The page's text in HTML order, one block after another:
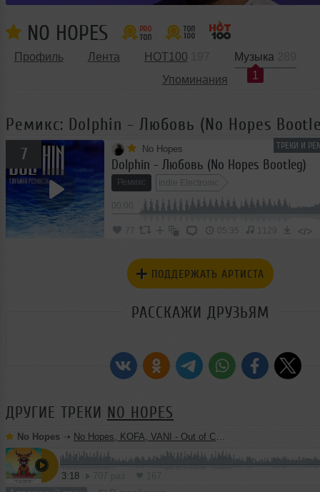
NO HOPES
Профиль Лента HOT100
Музыка
1
Упоминания
Ремикс: Dolphin - Любовь (No Hopes
ТРЕКИ И
7 No Hopes
Dolphin - Любовь (No Hopes Bootleg)
Ремикс Indie Electronic
77 05:35 1129 </>
ПОДДЕРЖАТЬ АРТИСТА
РАССКАЖИ ДРУЗЬЯМ
ДРУГИЕ ТРЕКИ NO HOPES
No Hopes ➝ No Hopes, KOFA, VANI - Out of Control (Original Mix)
3:18